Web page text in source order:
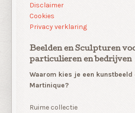
Disclaimer
Cookies
Privacy verklaring
Beelden en Sculpturen
particulieren en bedrijven
Waarom kies je een kunstbeeld
Martinique?
Ruime collectie